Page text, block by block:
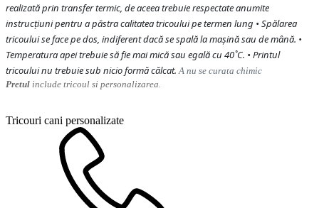
realizată prin transfer termic, de aceea trebuie respectate anumite
instrucțiuni pentru a păstra calitatea tricoului pe termen lung • Spălarea
tricoului se face pe dos, indiferent dacă se spală la mașină sau de mână. •
Temperatura apei trebuie să fie mai mică sau egală cu 40˚C. • Printul
tricoului nu trebuie sub nicio formă călcat. A nu se curata chimic
Pretul include tricoul si personalizarea.
Tricouri cani personalizate